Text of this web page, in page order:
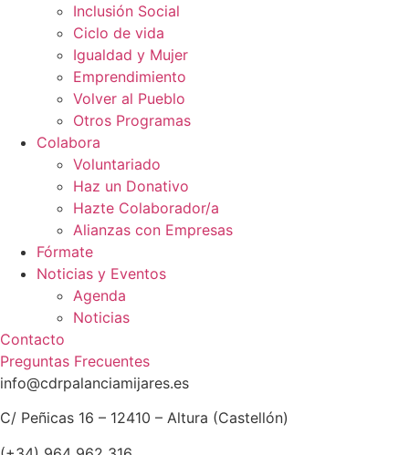
Inclusión Social
Ciclo de vida
Igualdad y Mujer
Emprendimiento
Volver al Pueblo
Otros Programas
Colabora
Voluntariado
Haz un Donativo
Hazte Colaborador/a
Alianzas con Empresas
Fórmate
Noticias y Eventos
Agenda
Noticias
Contacto
Preguntas Frecuentes
info@cdrpalanciamijares.es
C/ Peñicas 16 – 12410 – Altura (Castellón)